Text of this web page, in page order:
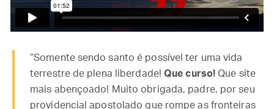
“Somente sendo santo é possível ter uma vida
terrestre de plena liberdade!Que curso! Que site
mais abençoado! Muito obrigada, padre, por seu
providencial apostolado que rompe as fronteiras